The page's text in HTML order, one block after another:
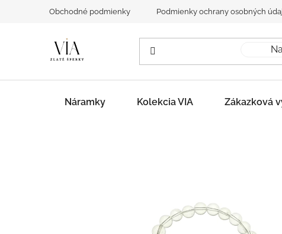
Obchodné podmienky Podmienky ochrany osobných
Náramky Kolekcia VIA Zákazková